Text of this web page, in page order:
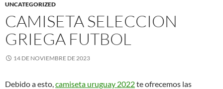
UNCATEGORIZED
CAMISETA SELECCION
GRIEGA FUTBOL
14 DE NOVIEMBRE DE 2023
Debido a esto,camiseta uruguay 2022te ofrecemos las